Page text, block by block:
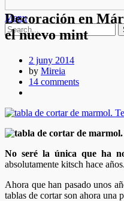
Menu
Decoración en
el nuevo mint
2 juny 2014
by Mireia
14 comments
No seré la única que ha
absolutamente kitsch hace
Ahora que han pasado unos
tablas de cortar son ahora una